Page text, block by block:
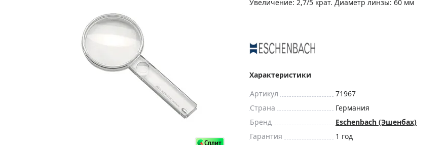
Приборы ночного видения
Тепловизоры
Метеостанции, барометры, часы
Аксессуары для луп
Распродажа выставочных образцов
Глобусы
Трихинеллоскопы
Карты, постеры, литература
Фонари
Увеличение: 2,7/5 крат. Диаметр линзы: 60 мм
Характеристики
Артикул
71967
Страна
Германия
Бренд
Eschenbach (Эшенбах)
Гарантия
1 год